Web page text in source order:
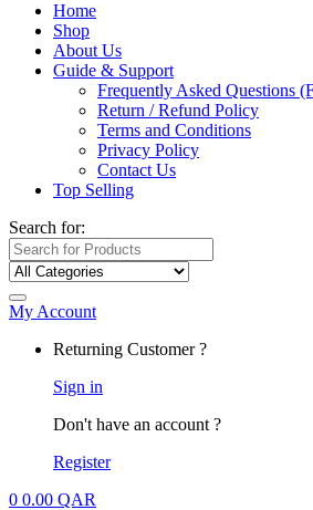
Home
Shop
About Us
Guide & Support
Frequently Asked Questions
Return / Refund Policy
Terms and Conditions
Privacy Policy
Contact Us
Top Selling
Search for:
My Account
Returning Customer ?
Sign in
Don't have an account ?
Register
0 0.00 QAR